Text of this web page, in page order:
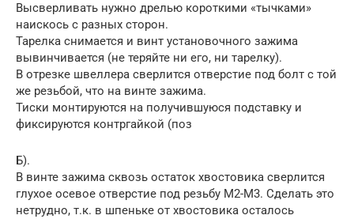
Высверливать нужно дрелью короткими «тычками»
наискось с разных сторон.
Тарелка снимается и винт установочного зажима
вывинчивается (не теряйте ни его, ни тарелку).
В отрезке швеллера сверлится отверстие под болт с той
же резьбой, что на винте зажима.
Тиски монтируются на получившуюся подставку и
фиксируются контргайкой (поз
Б).
В винте зажима сквозь остаток хвостовика сверлится
глухое осевое отверстие под резьбу М2-М3. Сделать это
нетрудно, т.к. в шпеньке от хвостовика осталось